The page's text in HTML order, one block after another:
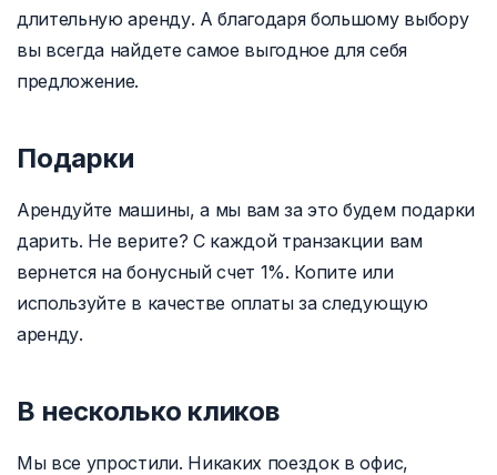
длительную аренду. А благодаря большому выбору
вы всегда найдете самое выгодное для себя
предложение.
Подарки
Арендуйте машины, а мы вам за это будем подарки
дарить. Не верите? С каждой транзакции вам
вернется на бонусный счет 1%. Копите или
используйте в качестве оплаты за следующую
аренду.
В несколько кликов
Мы все упростили. Никаких поездок в офис,